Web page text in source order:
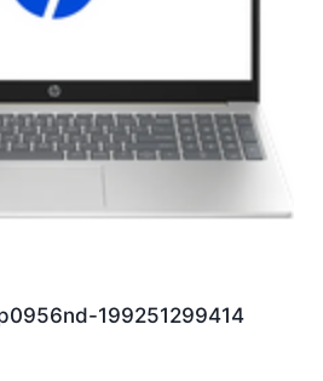
199251299414